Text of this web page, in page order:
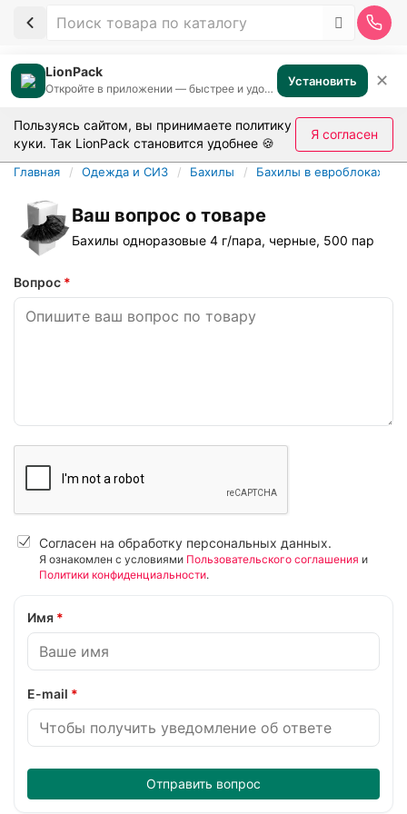
LionPack
Откройте в приложении — быстрее и удобнее Установить ✕
Пользуясь сайтом, вы принимаете политику
куки. Так LionPack становится удобнее 🍪
Я согласен
Главная Одежда и СИЗ Бахилы Бахилы в евроблоках
Ваш вопрос о товаре
Бахилы одноразовые 4 г/пара, черные, 500 пар
Вопрос *
Согласен на обработку персональных данных.
Я ознакомлен с условиями Пользовательского соглашения и
Политики конфиденциальности.
Имя *
E-mail *
Отправить вопрос